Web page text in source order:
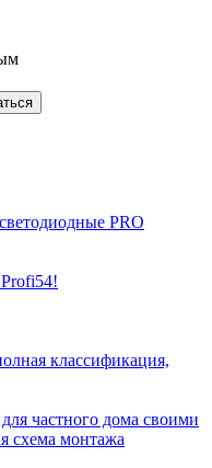
PRO
классификация,
частного дома своими
схема монтажа